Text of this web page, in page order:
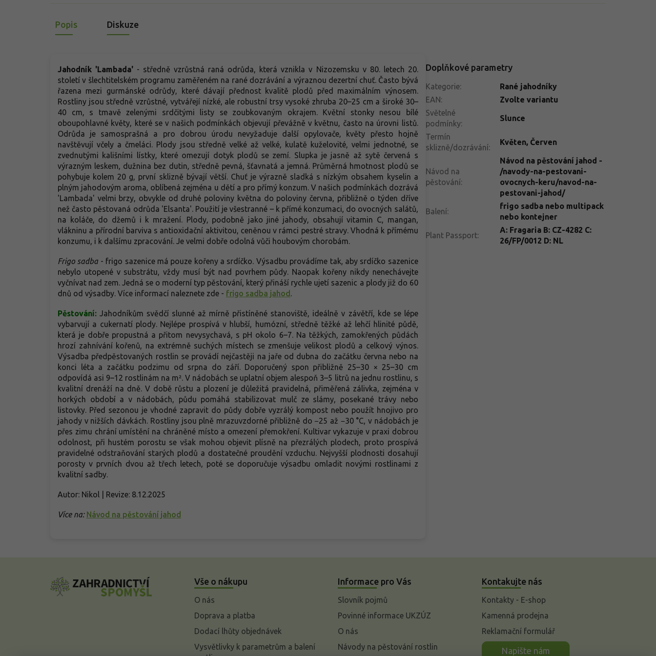
Popis Diskuze
Jahodník 'Lambada' - středně vzrůstná raná odrůda, která vznikla v Nizozemsku v 80. letech 20.
století v šlechtitelském programu zaměřeném na rané dozrávání a výraznou dezertní chuť. Často bývá
řazena mezi gurmánské odrůdy, které dávají přednost kvalitě plodů před maximálním výnosem.
Rostliny jsou středně vzrůstné, vytvářejí nízké, ale robustní trsy vysoké zhruba 20–25 cm a široké 30–
40 cm, s tmavě zelenými srdčitými listy se zoubkovaným okrajem. Květní stonky nesou bílé
oboupohlavné květy, které se v našich podmínkách objevují převážně v květnu, často na úrovni listů.
Odrůda je samosprašná a pro dobrou úrodu nevyžaduje další opylovače, květy přesto hojně
navštěvují včely a čmeláci. Plody jsou středně velké až velké, kulatě kuželovité, velmi jednotné, se
zvednutými kališními lístky, které omezují dotyk plodů se zemí. Slupka je jasně až sytě červená s
výrazným leskem, dužnina bez dutin, středně pevná, šťavnatá a jemná. Průměrná hmotnost plodů se
pohybuje kolem 20 g, první sklizně bývají větší. Chuť je výrazně sladká s nízkým obsahem kyselin a
plným jahodovým aroma, oblíbená zejména u dětí a pro přímý konzum. V našich podmínkách dozrává
'Lambada' velmi brzy, obvykle od druhé poloviny května do poloviny června, přibližně o týden dříve
než často pěstovaná odrůda 'Elsanta'. Použití je všestranné – k přímé konzumaci, do ovocných salátů,
na koláče, do džemů i k mražení. Plody, podobně jako jiné jahody, obsahují vitamin C, mangan,
vlákninu a přírodní barviva s antioxidační aktivitou, ceněnou v rámci pestré stravy. Vhodná k přímému
konzumu, i k dalšímu zpracování. Je velmi dobře odolná vůči houbovým chorobám.
Frigo sadba - frigo sazenice má pouze kořeny a srdíčko. Výsadbu provádíme tak, aby srdíčko sazenice
nebylo utopené v substrátu, vždy musí být nad povrhem půdy. Naopak kořeny nikdy nenechávejte
vyčnívat nad zem. Jedná se o moderní typ pěstování, který přináší rychle ujetí sazenic a plody již do 60
dnů od výsadby. Více informací naleznete zde - frigo sadba jahod .
Pěstování:Jahodníkům svědčí slunné až mírně přistíněné stanoviště, ideálně v závětří, kde se lépe
vybarvují a cukernatí plody. Nejlépe prospívá v hlubší, humózní, středně těžké až lehčí hlinité půdě,
která je dobře propustná a přitom nevysychavá, s pH okolo 6–7. Na těžkých, zamokřených půdách
hrozí zahnívání kořenů, na extrémně suchých místech se zmenšuje velikost plodů a celkový výnos.
Výsadba předpěstovaných rostlin se provádí nejčastěji na jaře od dubna do začátku června nebo na
konci léta a začátku podzimu od srpna do září. Doporučený spon přibližně 25–30 × 25–30 cm
odpovídá asi 9–12 rostlinám na m². V nádobách se uplatní objem alespoň 3–5 litrů na jednu rostlinu, s
kvalitní drenáží na dně. V době růstu a plození je důležitá pravidelná, přiměřená zálivka, zejména v
horkých období a v nádobách, půdu pomáhá stabilizovat mulč ze slámy, posekané trávy nebo
listovky. Před sezonou je vhodné zapravit do půdy dobře vyzrálý kompost nebo použít hnojivo pro
jahody v nižších dávkách. Rostliny jsou plně mrazuvzdorné přibližně do −25 až −30 °C, v nádobách je
přes zimu chrání umístění na chráněné místo a omezení přemokření. Kultivar vykazuje v praxi dobrou
odolnost, při hustém porostu se však mohou objevit plísně na přezrálých plodech, proto prospívá
pravidelné odstraňování starých plodů a dostatečné proudění vzduchu. Nejvyšší plodnosti dosahují
porosty v prvních dvou až třech letech, poté se doporučuje výsadbu omladit novými rostlinami z
kvalitní sadby.
Autor: Nikol | Revize: 8.12.2025
Více na: Návod na pěstování jahod
Doplňkové parametry
Kategorie:
Rané jahodníky
EAN:
Zvolte variantu
Světelné
podmínky:
Slunce
Termín
sklizně/dozrávání:
Květen, Červen
Návod na
pěstování:
Návod na pěstování jahod -
/navody-na-pestovani-
ovocnych-keru/navod-na-
pestovani-jahod/
Balení:
frigo sadba nebo multipack
nebo kontejner
Plant Passport:
A: Fragaria B: CZ-4282 C:
26/FP/0012 D: NL
Vše o nákupu
O nás
Doprava a platba
Dodací lhůty objednávek
Vysvětlivky k parametrům a balení
Informace pro Vás
Slovník pojmů
Povinné informace UKZÚZ
O nás
Návody na pěstování rostlin
Kontakujte nás
Kontakty - E-shop
Kamenná prodejna
Reklamační formulář
Napište nám